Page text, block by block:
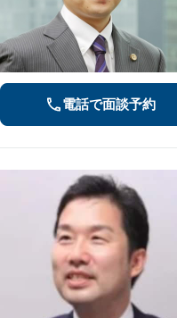
電話で面談予約